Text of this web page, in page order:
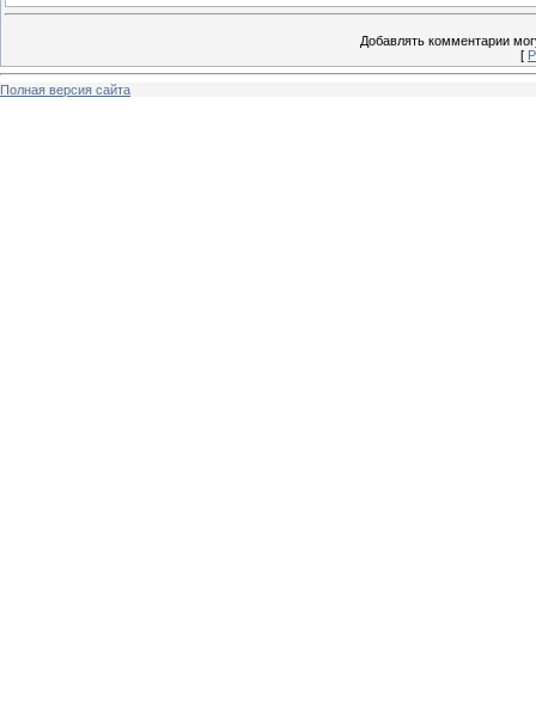
Добавлять комментарии
[
Полная версия сайта